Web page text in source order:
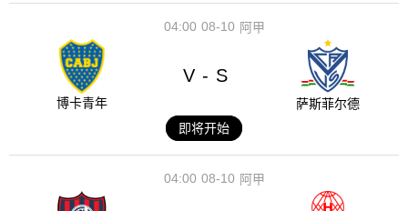
08-10
04:00 阿甲
博卡青年
V - S
萨斯菲尔德
即将开始
08-10
04:00 阿甲